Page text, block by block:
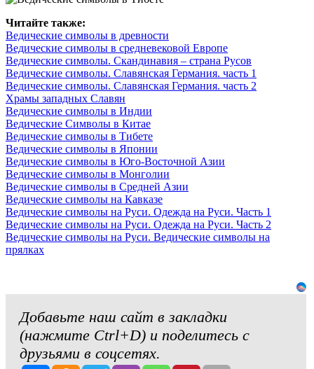
Читайте также:
Ведические символы в древности
Ведические символы в средневековой Европе
Ведические символы. Скандинавия – страна Русов
Ведические символы. Славянская Германия. часть 1
Ведические символы. Славянская Германия. часть 2
Храмы западных Славян
Ведические символы в Индии
Ведические Символы в Китае
Ведические символы в Тибете
Ведические символы в Японии
Ведические символы в Юго-Восточной Азии
Ведические символы в Монголии
Ведические символы в Средней Азии
Ведические символы на Кавказе
Ведические символы на Руси. Одежда на Руси. Часть 1
Ведические символы на Руси. Одежда на Руси. Часть 2
Ведические символы на Руси. Ведические символы на
прялках
Добавьте наш сайт в закладки
(нажмите Ctrl+D) и поделитесь с
друзьями в соцсетях.